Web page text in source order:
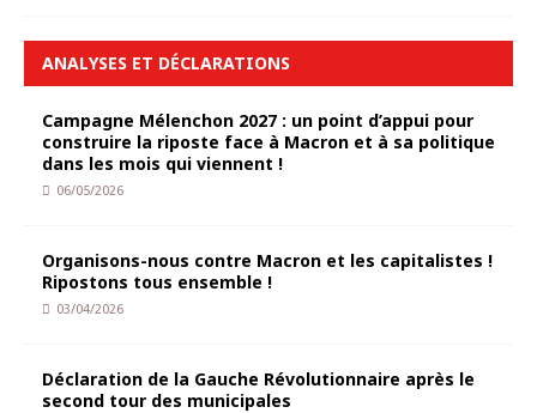
ANALYSES ET DÉCLARATIONS
Campagne Mélenchon 2027 : un point d’appui pour
construire la riposte face à Macron et à sa politique
dans les mois qui viennent !
06/05/2026
Organisons-nous contre Macron et les capitalistes !
Ripostons tous ensemble !
03/04/2026
Déclaration de la Gauche Révolutionnaire après le
second tour des municipales